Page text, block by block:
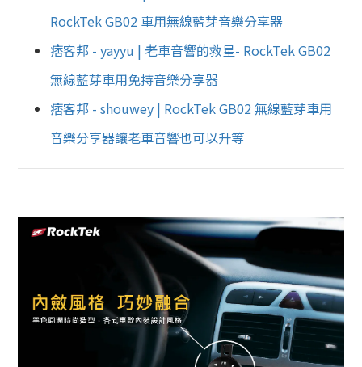
RockTek GB02 車用無線藍芽音樂分享器
痞客邦 - yayyu | 老車音響的救星- RockTek GB02
無線藍芽車用免持音樂分享器
痞客邦 - shouwey | RockTek GB02 無線藍芽車用
音樂分享器讓老車音響也可以升等